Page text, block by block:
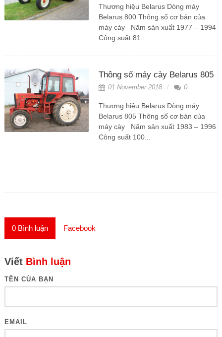
Thương hiệu Belarus Dòng máy
Belarus 800 Thông số cơ bản của
máy cày Năm sản xuất 1977 – 1994
Công suất 81...
Thông số máy cày Belarus 805
01 November 2018 0
Thương hiệu Belarus Dòng máy
Belarus 805 Thông số cơ bản của
máy cày Năm sản xuất 1983 – 1996
Công suất 100...
0Bình luận Facebook
Viết Bình luận
TÊN CỦA BẠN
EMAIL